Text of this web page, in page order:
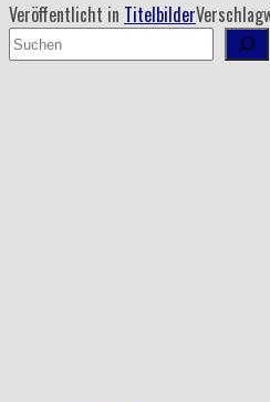
Veröffentlicht in Titelbilder
Suchen